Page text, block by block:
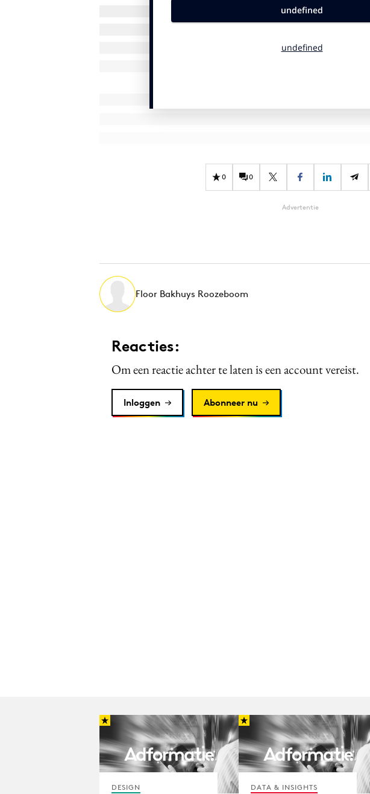
0 0
Advertentie
Floor Bakhuys Roozeboom
Reacties:
Om een reactie achter te laten is een account vereist.
Inloggen Abonneer nu
DESIGN DATA & INSIGHTS